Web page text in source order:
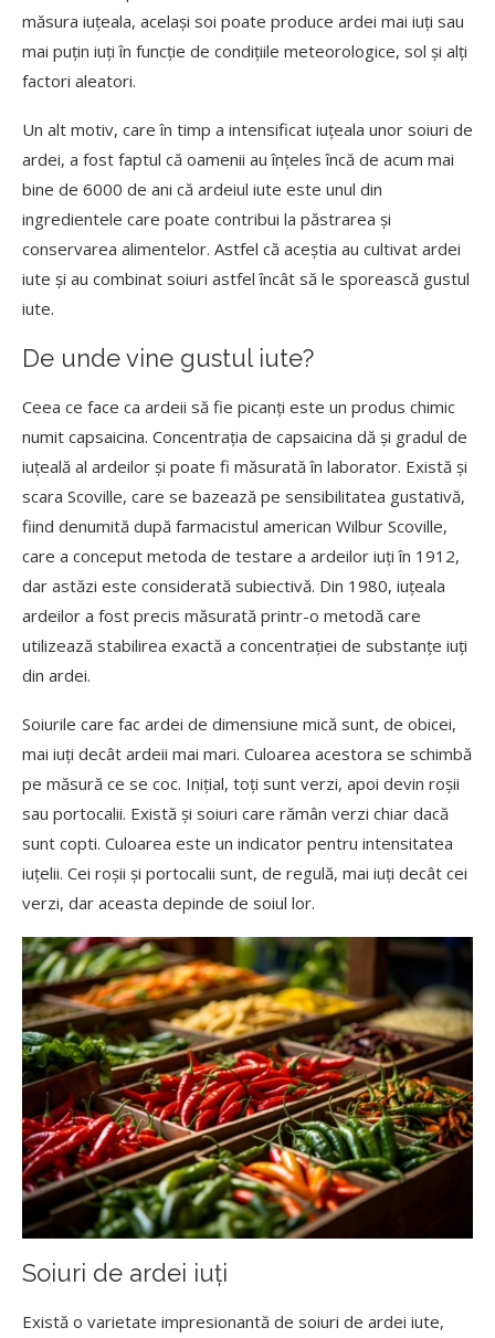
măsura iuțeala, același soi poate produce ardei mai iuți sau
mai puțin iuți în funcție de condițiile meteorologice, sol și alți
factori aleatori.
Un alt motiv, care în timp a intensificat iuțeala unor soiuri de
ardei, a fost faptul că oamenii au înțeles încă de acum mai
bine de 6000 de ani că ardeiul iute este unul din
ingredientele care poate contribui la păstrarea și
conservarea alimentelor. Astfel că aceștia au cultivat ardei
iute și au combinat soiuri astfel încât să le sporească gustul
iute.
De unde vine gustul iute?
Ceea ce face ca ardeii să fie picanți este un produs chimic
numit capsaicina. Concentrația de capsaicina dă și gradul de
iuțeală al ardeilor și poate fi măsurată în laborator. Există și
scara Scoville, care se bazează pe sensibilitatea gustativă,
fiind denumită după farmacistul american Wilbur Scoville,
care a conceput metoda de testare a ardeilor iuți în 1912,
dar astăzi este considerată subiectivă. Din 1980, iuțeala
ardeilor a fost precis măsurată printr-o metodă care
utilizează stabilirea exactă a concentrației de substanțe iuți
din ardei.
Soiurile care fac ardei de dimensiune mică sunt, de obicei,
mai iuți decât ardeii mai mari. Culoarea acestora se schimbă
pe măsură ce se coc. Inițial, toți sunt verzi, apoi devin roșii
sau portocalii. Există și soiuri care rămân verzi chiar dacă
sunt copti. Culoarea este un indicator pentru intensitatea
iuțelii. Cei roșii și portocalii sunt, de regulă, mai iuți decât cei
verzi, dar aceasta depinde de soiul lor.
Soiuri de ardei iuți
Există o varietate impresionantă de soiuri de ardei iute,